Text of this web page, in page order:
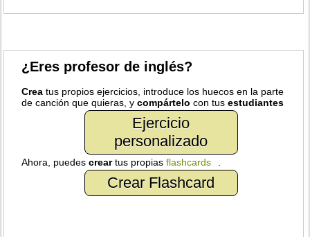
¿Eres profesor de inglés?
Crea tus propios ejercicios, introduce los huecos en la parte
de canción que quieras, ycompártelo con tusestudiantes
Ejercicio
personalizado
Ahora, puedescreartus propiasflashcards
Crear Flashcard